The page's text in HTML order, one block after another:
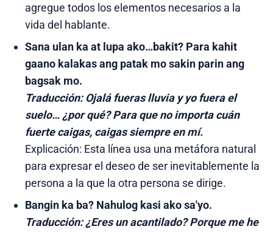
agregue todos los elementos necesarios a la
vida del hablante.
Sana ulan ka at lupa ako…bakit? Para kahit
gaano kalakas ang patak mo sakin parin ang
bagsak mo.
Traducción: Ojalá fueras lluvia y yo fuera el
suelo… ¿por qué? Para que no importa cuán
fuerte caigas, caigas siempre en mí.
Explicación: Esta línea usa una metáfora natural
para expresar el deseo de ser inevitablemente la
persona a la que la otra persona se dirige.
Bangin ka ba? Nahulog kasi ako sa'yo.
Traducción:¿Eres un acantilado? Porque me he